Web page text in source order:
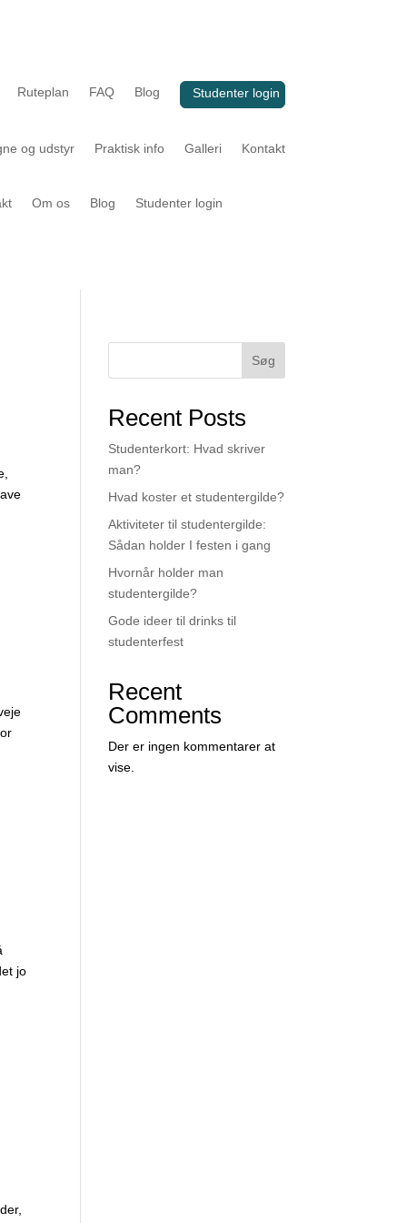
Ruteplan FAQ Blog Studenter login
og udstyr Praktisk info Galleri Kontakt
Om os Blog Studenter login
jo
Søg
Recent Posts
Studenterkort: Hvad skriver
man?
Hvad koster et studentergilde?
Aktiviteter til studentergilde:
Sådan holder I festen i gang
Hvornår holder man
studentergilde?
Gode ideer til drinks til
studenterfest
Recent
Comments
Der er ingen kommentarer at
vise.